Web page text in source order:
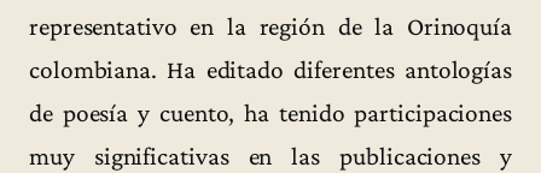
representativo en la región de la Orinoquía
colombiana. Ha editado diferentes antologías
de poesía y cuento, ha tenido participaciones
muy significativas en las publicaciones y